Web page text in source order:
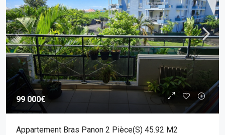
99 000€
Appartement Bras Panon 2 Pièce(s) 45.92 M2